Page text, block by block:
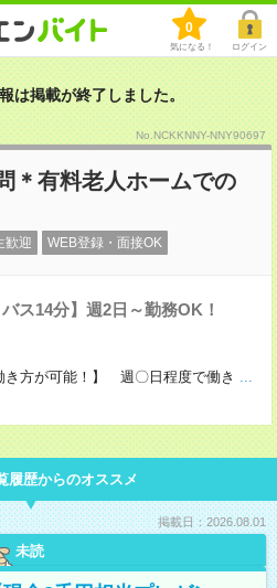
0
気になる！ ログイン
は掲載が終了しました。
No.NCKKNNY-NNY90697
＊有料老人ホームでの
歓迎 WEB登録・面接OK
ス14分】週2日～勤務OK！
き方が可能！】 週〇日程度で働き ...
履歴からのオススメ
掲載日：2026.08.01
未読